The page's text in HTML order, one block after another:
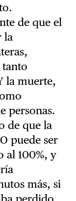
de que el
la
la muerte,
personas.
de que la
puede ser
al 100%, y
más, si